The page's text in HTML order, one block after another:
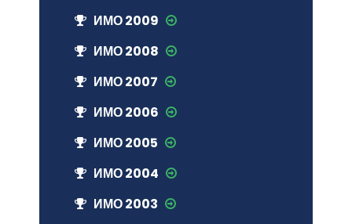
ИМО 2009
ИМО 2008
ИМО 2007
ИМО 2006
ИМО 2005
ИМО 2004
ИМО 2003